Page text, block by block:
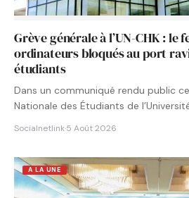
Grève générale à l’UN-CHK : le
ordinateurs bloqués au port
étudiants
Dans un communiqué rendu public
Nationale des Étudiants de
Socialnetlink·5 Août 2026
A LA UNE